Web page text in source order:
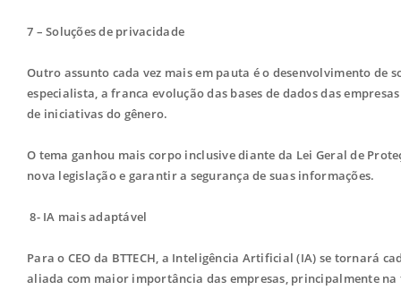
7 – Soluções de privacidade
Outro assunto cada vez mais em pauta é o desenvolvimento
especialista, a franca evolução das bases de dados das
de iniciativas do gênero.
O tema ganhou mais corpo inclusive diante da Lei Geral de
nova legislação e garantir a segurança de suas informações.
8- IA mais adaptável
Para o CEO da BTTECH, a Inteligência Artificial (IA) se tornará
aliada com maior importância das empresas, principalmente na